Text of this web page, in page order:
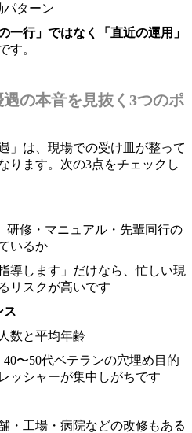
パターン
一行」ではなく「直近の運用」
す。
の本音を見抜く3つのポ
」は、現場での受け皿が整って
ります。次の3点をチェックし
研修・マニュアル・先輩同行の
いるか
導します」だけなら、忙しい現
リスクが高いです
ス
数と平均年齢
〜50代ベテランの穴埋め目的
ッシャーが集中しがちです
・工場・病院などの改修もある